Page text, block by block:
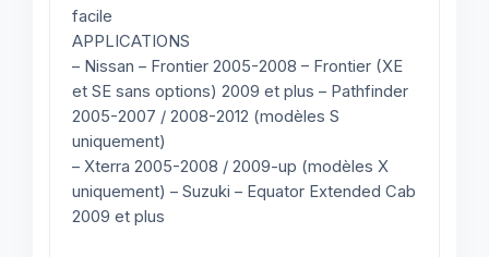
facile
APPLICATIONS
– Nissan – Frontier 2005-2008 – Frontier (XE
et SE sans options) 2009 et plus – Pathfinder
2005-2007 / 2008-2012 (modèles S
uniquement)
– Xterra 2005-2008 / 2009-up (modèles X
uniquement) – Suzuki – Equator Extended Cab
2009 et plus